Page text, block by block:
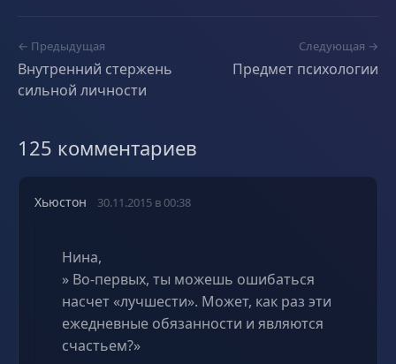
← Предыдущая
Внутренний стержень
сильной личности
Следующая →
Предмет психологии
125 комментариев
Хьюстон 30.11.2015 в 00:38
Нина,
» Во-первых, ты можешь ошибаться
насчет «лучшести». Может, как раз эти
ежедневные обязанности и являются
счастьем?»